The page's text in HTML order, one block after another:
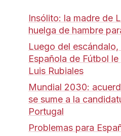
Insólito: la madre de
huelga de hambre
Luego del escándalo,
Española de Fútbol
Luis Rubiales
Mundial 2030:
se sume a la
Portugal
Problemas para